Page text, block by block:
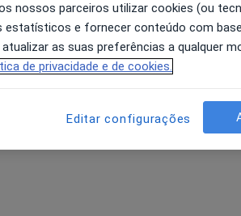
Ago
Amanhã
9 Ago
Segunda-feira
10 Ago
Ter,
11 Ago
disponível
nossos parceiros utilizar cookies (ou
estatísticos e fornecer conteúdo com
as suas preferências a qualquer
de privacidade e de cookies.
Editar configurações